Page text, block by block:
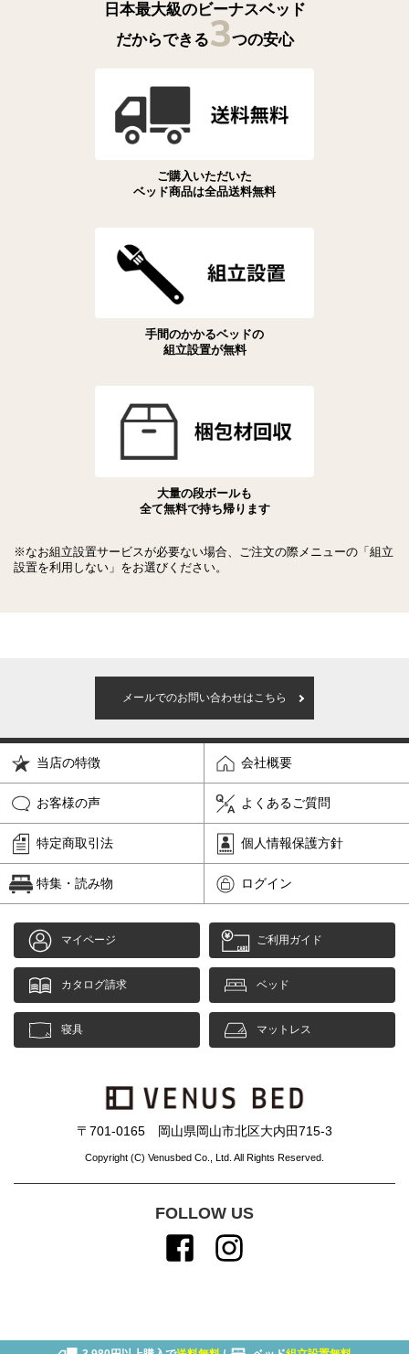
日本最大級のビーナスベッド
だからできる3つの安心
ご購入いただいた
ベッド商品は全品送料無料
手間のかかるベッドの
組立設置が無料
大量の段ボールも
全て無料で持ち帰ります
※なお組立設置サービスが必要ない場合、ご注文の際メニューの「組立
設置を利用しない」をお選びください。
メールでのお問い合わせはこちら
当店の特徴 会社概要
お客様の声 よくあるご質問
特定商取引法 個人情報保護方針
特集・読み物 ログイン
マイページ ご利用ガイド
カタログ請求 ベッド
寝具 マットレス
〒701-0165 岡山県岡山市北区大内田715-3
Copyright (C) Venusbed Co., Ltd. All Rights Reserved.
FOLLOW US